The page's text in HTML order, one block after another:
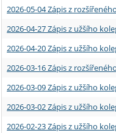
Absolventi fakulty
Vyjíždějící zaměstnanci
2026-05-04 Zápis z
2026-04-27 Zápis z užšího
2026-04-20 Zápis z užšího
2026-03-16 Zápis z
2026-03-09 Zápis z užšího
2026-03-02 Zápis z užšího
2026-02-23 Zápis z užšího